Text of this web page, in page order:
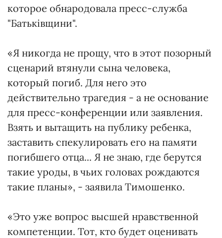
которое обнародовала пресс-служба
"Батьківщини".
«Я никогда не прощу, что в этот позорный
сценарий втянули сына человека,
который погиб. Для него это
действительно трагедия - а не основание
для пресс-конференции или заявления.
Взять и вытащить на публику ребенка,
заставить спекулировать его на памяти
погибшего отца... Я не знаю, где берутся
такие уроды, в чьих головах рождаются
такие планы», - заявила Тимошенко.
«Это уже вопрос высшей нравственной
компетенции. Тот, кто будет оценивать